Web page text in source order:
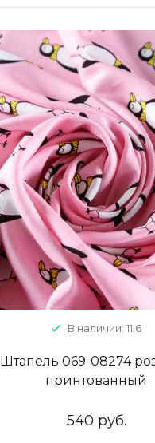
В наличии: 11.6
Штапель 069-08274
принтованный
540 руб.